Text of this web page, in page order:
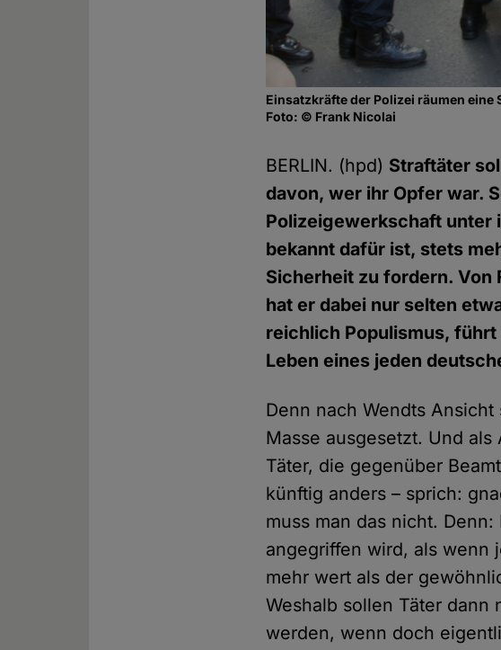
Einsatzkräfte der Polizei räumen eine
Foto: © Frank Nicolai
BERLIN. (hpd) Straftäter
davon, wer ihr Opfer war.
Polizeigewerkschaft unter
bekannt dafür ist, stets
Sicherheit zu fordern. Von
hat er dabei nur selten
reichlich Populismus,
Leben eines jeden
Denn nach Wendts
Masse ausgesetzt. Und
Täter, die gegenüber
künftig anders – sprich:
muss man das nicht.
angegriffen wird, als wenn
mehr wert als der
Weshalb sollen Täter dann
werden, wenn doch